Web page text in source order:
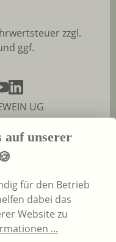
zzgl.
ggf.
UG
auf unserer
für den Betrieb
dabei das
Website zu
...